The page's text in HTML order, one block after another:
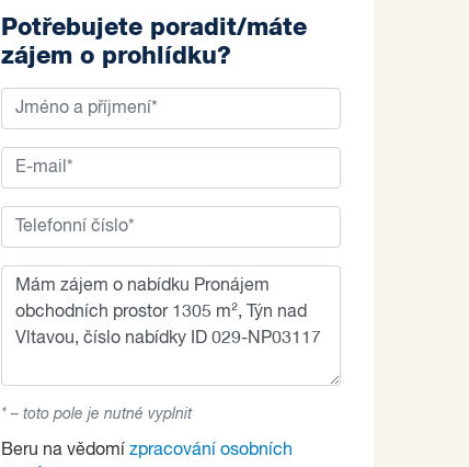
Potřebujete poradit/máte
zájem o prohlídku?
* – toto pole je nutné vyplnit
Beru na vědomí zpracování osobních